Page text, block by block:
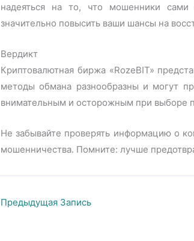
надеяться на то, что мошенники
значительно повысить ваши шансы на
Вердикт
Криптовалютная биржа «RozeBIT»
методы обмана разнообразны и могут
внимательным и осторожным при выборе
Не забывайте проверять информацию о
мошенничества. Помните: лучше
Предыдущая Запись